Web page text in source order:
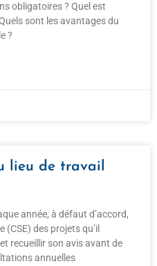
obligatoires ? Quel est
sont les avantages du
?
lieu de travail
année, à défaut d’accord,
(CSE) des projets qu’il
recueillir son avis avant de
annuelles